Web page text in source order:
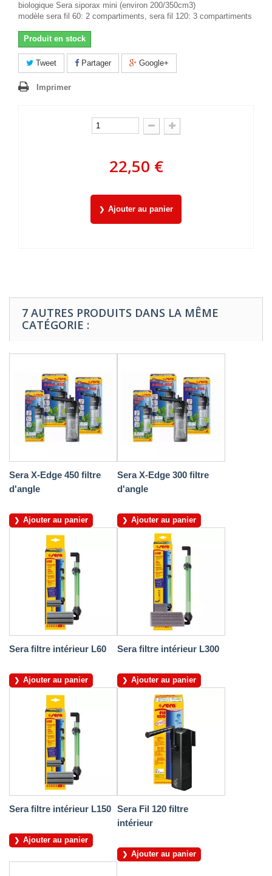
biologique Sera siporax mini (environ 200/350cm3)
modèle sera fil 60: 2 compartiments, sera fil 120: 3 compartiments
Produit en stock
Tweet Partager Google+
Imprimer
22,50 €
Ajouter au panier
7 AUTRES PRODUITS DANS LA MÊME
CATÉGORIE :
Sera X-Edge 450 filtre
d'angle
Ajouter au panier
Sera X-Edge 300 filtre
d'angle
Ajouter au panier
Sera filtre intérieur L60
Ajouter au panier
Sera filtre intérieur L300
Ajouter au panier
Sera filtre intérieur L150
Ajouter au panier
Sera Fil 120 filtre
intérieur
Ajouter au panier